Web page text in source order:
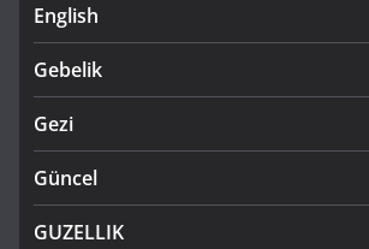
English
Gebelik
Gezi
Güncel
GUZELLIK